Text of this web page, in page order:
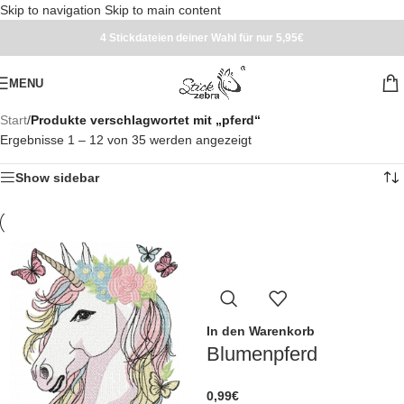
Skip to navigation Skip to main content
4 Stickdateien deiner Wahl für nur 5,95€
MENU
Start/Produkte verschlagwortet mit „pferd“
Ergebnisse 1 – 12 von 35 werden angezeigt
Show sidebar
In den Warenkorb
Blumenpferd
0,99€